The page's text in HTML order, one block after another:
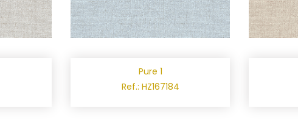
Pure 1
Ref.: HZ167184